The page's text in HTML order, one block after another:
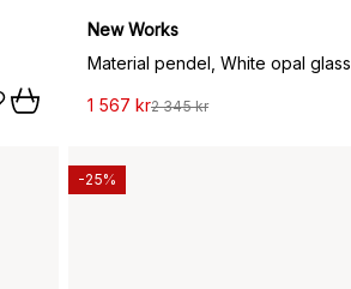
New Works
Material pendel, White opal glass
1 567 kr2 345 kr
-25%